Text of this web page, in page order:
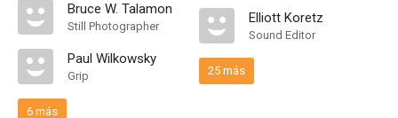
Bruce W. Talamon
Still Photographer
Paul Wilkowsky
Grip
6 más
Elliott Koretz
Sound Editor
25 más